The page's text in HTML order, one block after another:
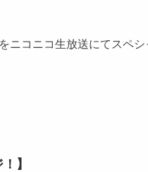
コニコ生放送にてスペ
】